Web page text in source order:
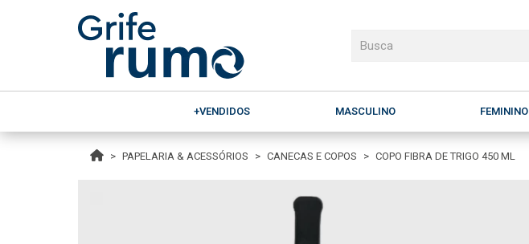
+VENDIDOS MASCULINO FEMININO
PAPELARIA & ACESSÓRIOS CANECAS E COPOS COPO FIBRA DE TRIGO 450 ML